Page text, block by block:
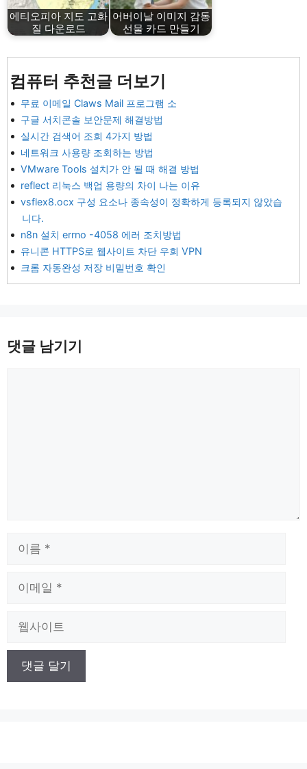
에티오피아 지도 고화
질 다운로드
어버이날 이미지 감동
선물 카드 만들기
컴퓨터 추천글 더보기
무료 이메일 Claws Mail 프로그램 소
구글 서치콘솔 보안문제 해결방법
실시간 검색어 조회 4가지 방법
네트워크 사용량 조회하는 방법
VMware Tools 설치가 안 될 때 해결 방법
reflect 리눅스 백업 용량의 차이 나는 이유
vsflex8.ocx 구성 요소나 종속성이 정확하게 등록되지 않았습
니다.
n8n 설치 errno -4058 에러 조치방법
유니콘 HTTPS로 웹사이트 차단 우회 VPN
크롬 자동완성 저장 비밀번호 확인
댓글 남기기